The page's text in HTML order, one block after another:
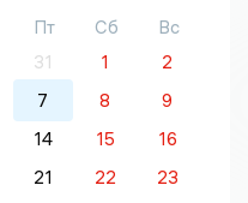
Пт Сб
Вс
31 1
2
7 8
9
14 15
16
21 22
23